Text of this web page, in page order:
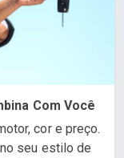
Com Você
cor e preço.
seu estilo de